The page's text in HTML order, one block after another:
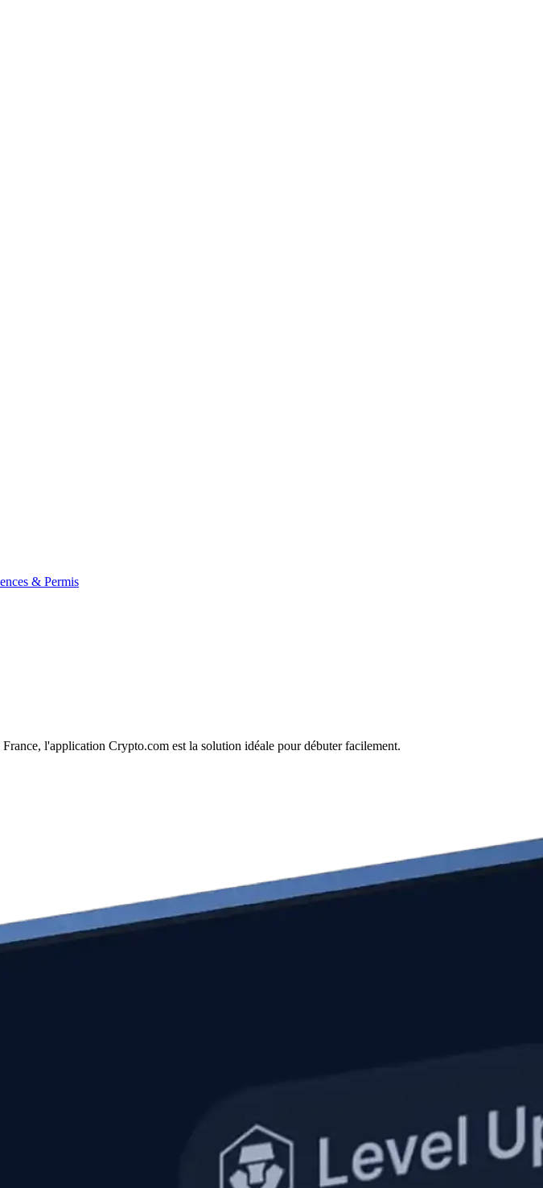
& Permis
l'application Crypto.com est la solution idéale pour débuter facilement.